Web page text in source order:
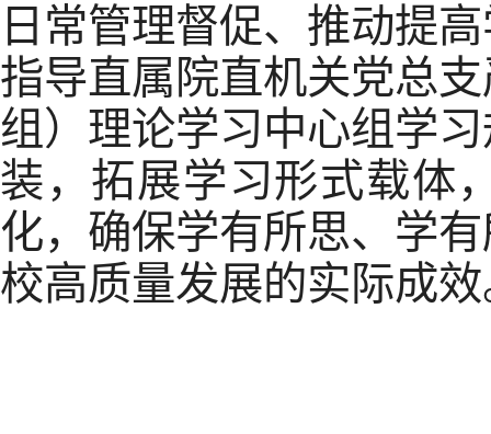
日常管理督促、推动提
指导直属院直机关党总
组）理论学习中心组学
装，拓展学习形式载体
化，确保学有所思、学
校高质量发展的实际成